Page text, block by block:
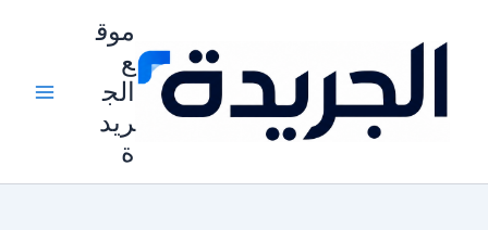
المحتوى
موق
ع
الج
ريد
ة